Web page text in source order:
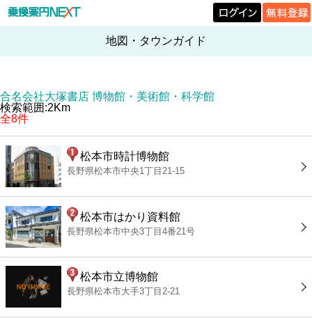
地図・タウンガイド
合名会社大塚書店 博物館・美術館・科学館
検索範囲:2Km
全8件
松本市時計博物館
長野県松本市中央1丁目21-15
松本市はかり資料館
長野県松本市中央3丁目4番21号
松本市立博物館
長野県松本市大手3丁目2-21